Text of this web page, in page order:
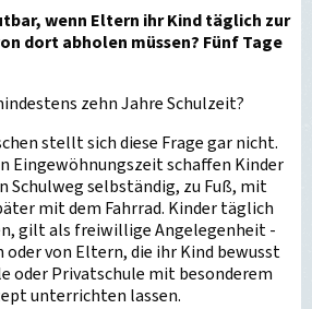
wenn Eltern ihr Kind täglich zur
dort abholen müssen? Fünf Tage
zehn Jahre Schulzeit?
stellt sich diese Frage gar nicht.
Eingewöhnungszeit schaffen Kinder
Schulweg selbständig, zu Fuß, mit
mit dem Fahrrad. Kinder täglich
gilt als freiwillige Angelegenheit -
von Eltern, die ihr Kind bewusst
oder Privatschule mit besonderem
unterrichten lassen.